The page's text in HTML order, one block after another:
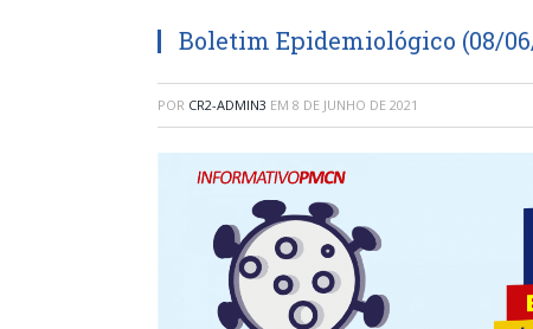
Boletim Epidemiológico (08/
POR CR2-ADMIN3 EM 8 DE JUNHO DE 2021